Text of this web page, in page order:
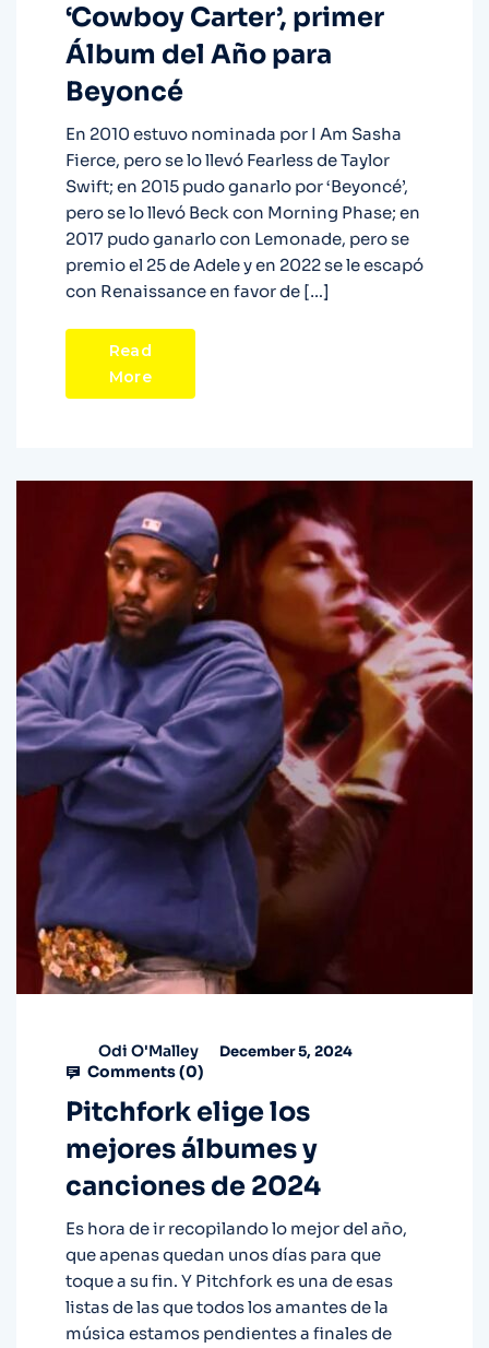
‘Cowboy Carter’, primer
Álbum del Año para
Beyoncé
En 2010 estuvo nominada por I Am Sasha
Fierce, pero se lo llevó Fearless de Taylor
Swift; en 2015 pudo ganarlo por ‘Beyoncé’,
pero se lo llevó Beck con Morning Phase; en
2017 pudo ganarlo con Lemonade, pero se
premio el 25 de Adele y en 2022 se le escapó
con Renaissance en favor de […]
Read
More
Odi O'Malley December 5, 2024
Comments (0)
Pitchfork elige los
mejores álbumes y
canciones de 2024
Es hora de ir recopilando lo mejor del año,
que apenas quedan unos días para que
toque a su fin. Y Pitchfork es una de esas
listas de las que todos los amantes de la
música estamos pendientes a finales de